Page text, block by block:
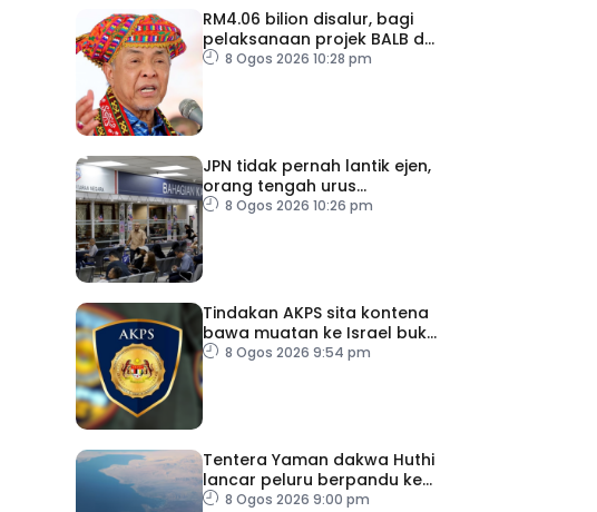
RM4.06 bilion disalur, bagi
pelaksanaan projek BALB di
Sabah
8 Ogos 2026 10:28 pm
JPN tidak pernah lantik ejen,
orang tengah urus
dokumentasi
8 Ogos 2026 10:26 pm
Tindakan AKPS sita kontena
bawa muatan ke Israel bukti
ketegasan Malaysia
8 Ogos 2026 9:54 pm
Tentera Yaman dakwa Huthi
lancar peluru berpandu ke
arah Laut Merah
8 Ogos 2026 9:00 pm